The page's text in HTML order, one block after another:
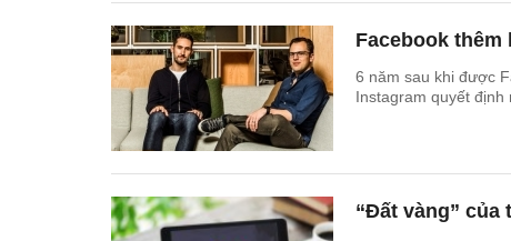
Facebook
6 năm sau khi được
Instagram quyết định
“Đất vàng” của